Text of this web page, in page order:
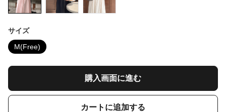
サイズ
M(Free)
購入画面に進む
カートに追加する